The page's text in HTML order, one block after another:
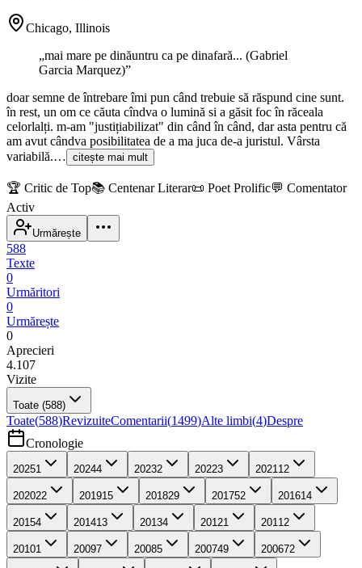
Chicago, Illinois
„mai mare pe dinăuntru ca pe dinafară... (Gabriel
Garcia Marquez)”
doar semne de întrebare îmi pun când trebuie să răspund cine sunt.
în rest, un om ce căuta cîndva o lumină si a găsit foc în răceala
celorlalți. m-am "justițiabilizat" din când în când, dar asta pentru că
am avut cândva posibilitatea de a ma juca de-a juristul. Vârsta
variabilă.… citește mai mult
🏆 Critic de Top📚 Centenar Literar📜 Poet Prolific💬 Comentator
Activ
Urmărește
588
Texte
0
Urmăritori
0
Urmărește
0
Aprecieri
4.107
Vizite
Toate (588)
Toate(588)RevizuiteComentarii(1499)Alte limbi(4)Despre
Cronologie
20251 20244 20232 20223 2021 12
202022 201915 201829 201752 201614
20154 201413 20134 20121 2011 2
20101 20097 20085 200749 200672